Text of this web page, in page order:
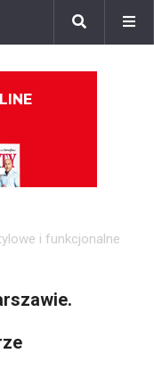
i funkcjonalne